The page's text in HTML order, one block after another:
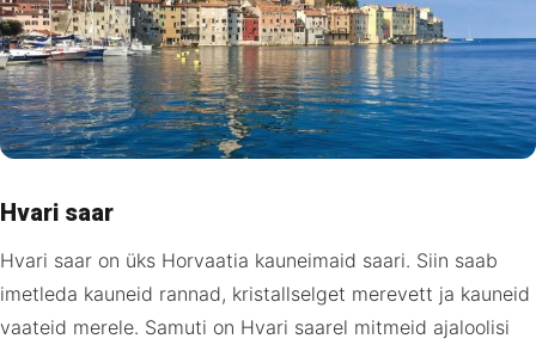
Hvari saar
Hvari saar on üks Horvaatia kauneimaid saari. Siin saab
imetleda kauneid rannad, kristallselget merevett ja kauneid
vaateid merele. Samuti on Hvari saarel mitmeid ajaloolisi